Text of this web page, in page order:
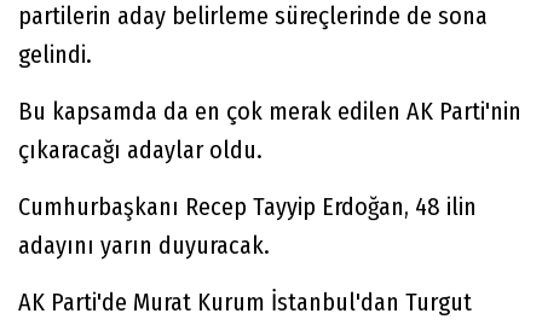
partilerin aday belirleme süreçlerinde de sona
gelindi.
Bu kapsamda da en çok merak edilen AK Parti'nin
çıkaracağı adaylar oldu.
Cumhurbaşkanı Recep Tayyip Erdoğan, 48 ilin
adayını yarın duyuracak.
AK Parti'de Murat Kurum İstanbul'dan Turgut